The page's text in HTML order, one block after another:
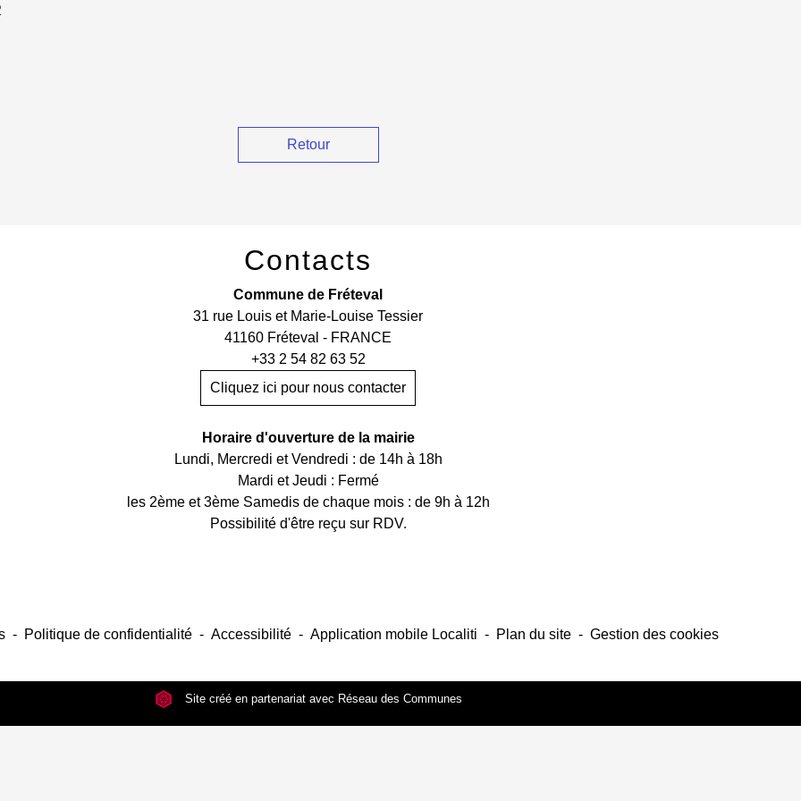
Retour
Contacts
Commune de Fréteval
31 rue Louis et Marie-Louise Tessier
41160 Fréteval - FRANCE
+33 2 54 82 63 52
Cliquez ici pour nous contacter
Horaire d'ouverture de la mairie
Lundi, Mercredi et Vendredi : de 14h à 18h
Mardi et Jeudi : Fermé
les 2ème et 3ème Samedis de chaque mois : de 9h à 12h
Possibilité d'être reçu sur RDV.
- Politique de confidentialité - Accessibilité - Application mobile Localiti - Plan du site - Gestion des cookies
Site créé en partenariat avec Réseau des Communes